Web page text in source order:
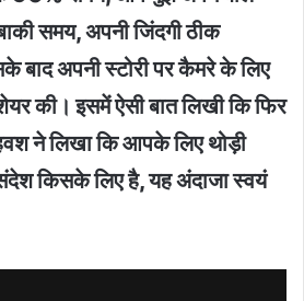
समय, अपनी जिंदगी ठीक
बाद अपनी स्टोरी पर कैमरे के लिए
की। इसमें ऐसी बात लिखी कि फिर
ने लिखा कि आपके लिए थोड़ी
किसके लिए है, यह अंदाजा स्वयं